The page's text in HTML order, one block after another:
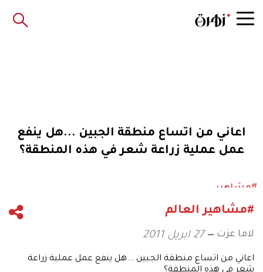
اعاني من اتساع منطقة الجبين ...هل ينفع
عمل عملية زراعة شعر في هذه المنطقة؟
#مشاهير
#مشاهير العالم
لاما عزت 27 ابريل 2011
اعاني من اتساع منطقة الجبين ...هل ينفع عمل عملية زراعة